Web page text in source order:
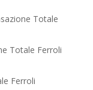
Totale
Totale Ferroli
Ferroli